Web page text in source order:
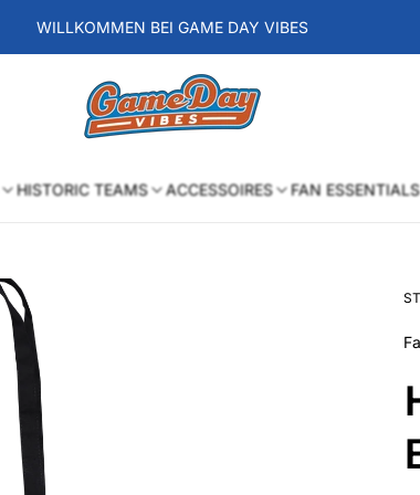
WILLKOMMEN BEI GAME DAY VIBES
Laden-
Logo
HISTORIC TEAMS ACCESSOIRES FAN ESSENTIALS